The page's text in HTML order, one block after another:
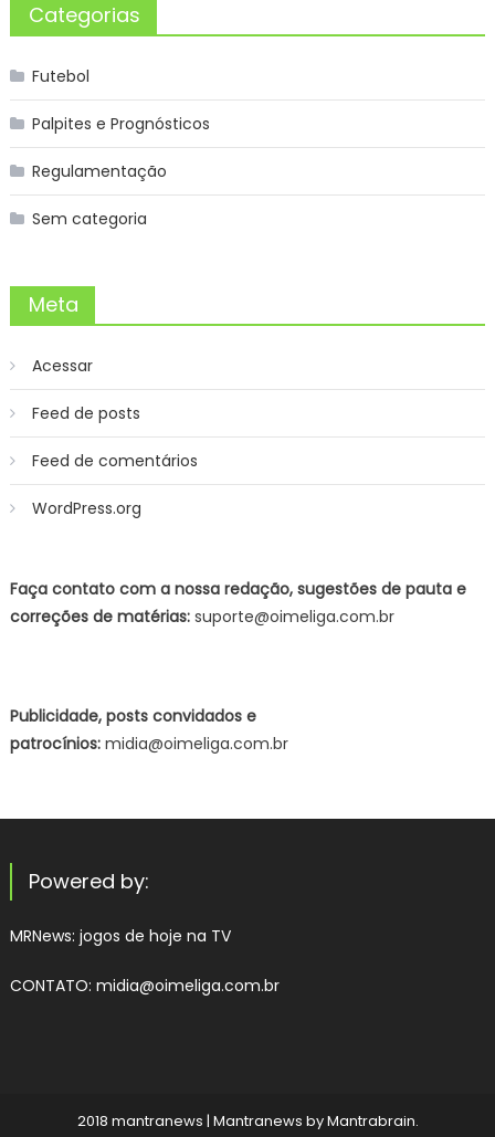
Categorias
Futebol
Palpites e Prognósticos
Regulamentação
Sem categoria
Meta
Acessar
Feed de posts
Feed de comentários
WordPress.org
Faça contato com a nossa redação, sugestões de pauta e
correções de matérias:suporte@oimeliga.com.br
Publicidade, posts convidados e
patrocínios:midia@oimeliga.com.br
Powered by:
MRNews: jogos de hoje na TV
CONTATO: midia@oimeliga.com.br
2018 mantranews | Mantranews byMantrabrain.